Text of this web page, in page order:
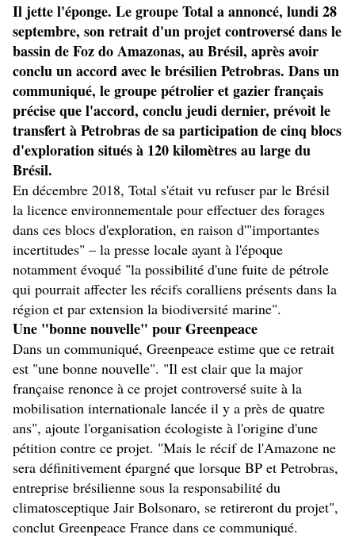
Il jette l'éponge. Le groupe Total a annoncé, lundi 28
septembre, son retrait d'un projet controversé dans le
bassin de Foz do Amazonas, au Brésil, après avoir
conclu un accord avec le brésilien Petrobras. Dans un
communiqué, le groupe pétrolier et gazier français
précise que l'accord, conclu jeudi dernier, prévoit le
transfert à Petrobras de sa participation de cinq blocs
d'exploration situés à 120 kilomètres au large du
Brésil.
En décembre 2018, Total s'était vu refuser par le Brésil
la licence environnementale pour effectuer des forages
dans ces blocs d'exploration, en raison d'"importantes
incertitudes" – la presse locale ayant à l'époque
notamment évoqué "la possibilité d'une fuite de pétrole
qui pourrait affecter les récifs coralliens présents dans la
région et par extension la biodiversité marine".
Une "bonne nouvelle" pour Greenpeace
Dans un communiqué, Greenpeace estime que ce retrait
est "une bonne nouvelle". "Il est clair que la major
française renonce à ce projet controversé suite à la
mobilisation internationale lancée il y a près de quatre
ans", ajoute l'organisation écologiste à l'origine d'une
pétition contre ce projet. "Mais le récif de l'Amazone ne
sera définitivement épargné que lorsque BP et Petrobras,
entreprise brésilienne sous la responsabilité du
climatosceptique Jair Bolsonaro, se retireront du projet",
conclut Greenpeace France dans ce communiqué.